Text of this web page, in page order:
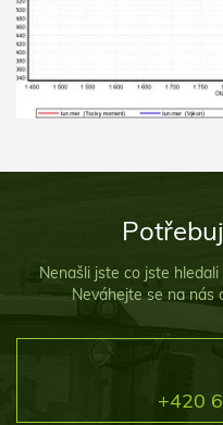
Nenašli jste co jste
Neváhejte se na nás
+420